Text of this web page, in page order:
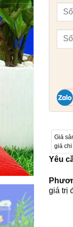
Giá
giá chi
Yêu
giá trị